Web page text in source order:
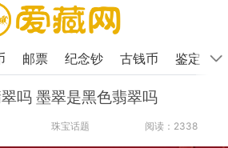
邮票 纪念钞 古钱币 鉴定
吗 墨翠是黑色翡翠吗
珠宝话题 阅读：2338